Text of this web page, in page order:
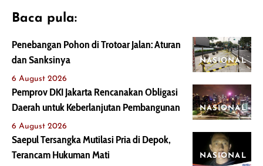
Baca pula:
NASIONAL
Penebangan Pohon di Trotoar Jalan: Aturan
dan Sanksinya
6 August 2026
NASIONAL
Pemprov DKI Jakarta Rencanakan Obligasi
Daerah untuk Keberlanjutan Pembangunan
6 August 2026
NASIONAL
Saepul Tersangka Mutilasi Pria di Depok,
Terancam Hukuman Mati